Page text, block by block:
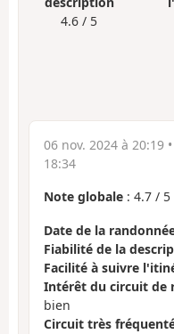
4.6 / 5
06 nov. 2024 à 20:19
18:34
Note globale : 4.7 / 5
Date de la
Fiabilité de la
Facilité à suivre
Intérêt du circuit de
bien
Circuit très